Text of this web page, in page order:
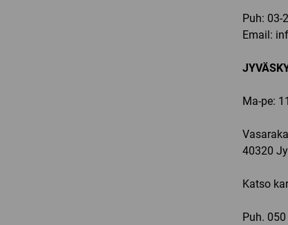
Puh: 03-
Email:
Ma-pe:
40320
Katso
Puh.